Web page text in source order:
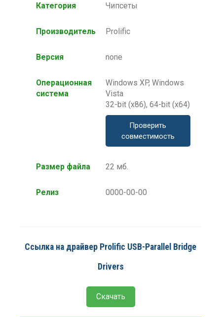
Категория Чипсеты
Производитель Prolific
Версия none
Операционная
система
Windows XP, Windows
Vista
32-bit (x86), 64-bit (x64)
Проверить
совместимость
Размер файла 22 мб.
Релиз 0000-00-00
Ссылка на драйвер Prolific USB-Parallel Bridge
Drivers
Скачать